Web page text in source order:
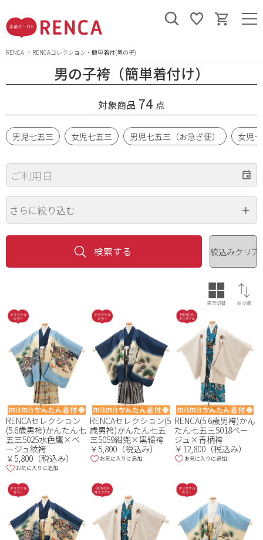
RENCA RENCAコレクション・簡単着付(男の子)
男の子袴（簡単着付け）
対象商品 74 点
男児七五三 女児七五三 男児七五三（お急ぎ便） 女児
ご利用日
さらに絞り込む
RENCAセレクション
(5.6歳男袴)かんたん七
五三5025水色鷹×ベ
ージュ紋袴
￥5,800（税込み）
お気に入りに追加
RENCAセレクション(5
歳男袴)かんたん七五
三5059紺兜×黒縞袴
￥5,800（税込み）
お気に入りに追加
RENCA(5.6歳男袴)かん
たん七五三5018ベー
ジュ×青柄袴
￥12,800（税込み）
お気に入りに追加